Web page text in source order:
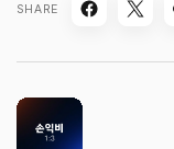
SHARE